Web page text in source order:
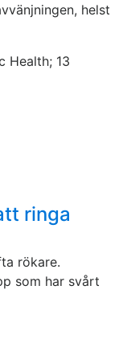
helst
Health; 13
ringa
rökare.
som har svårt